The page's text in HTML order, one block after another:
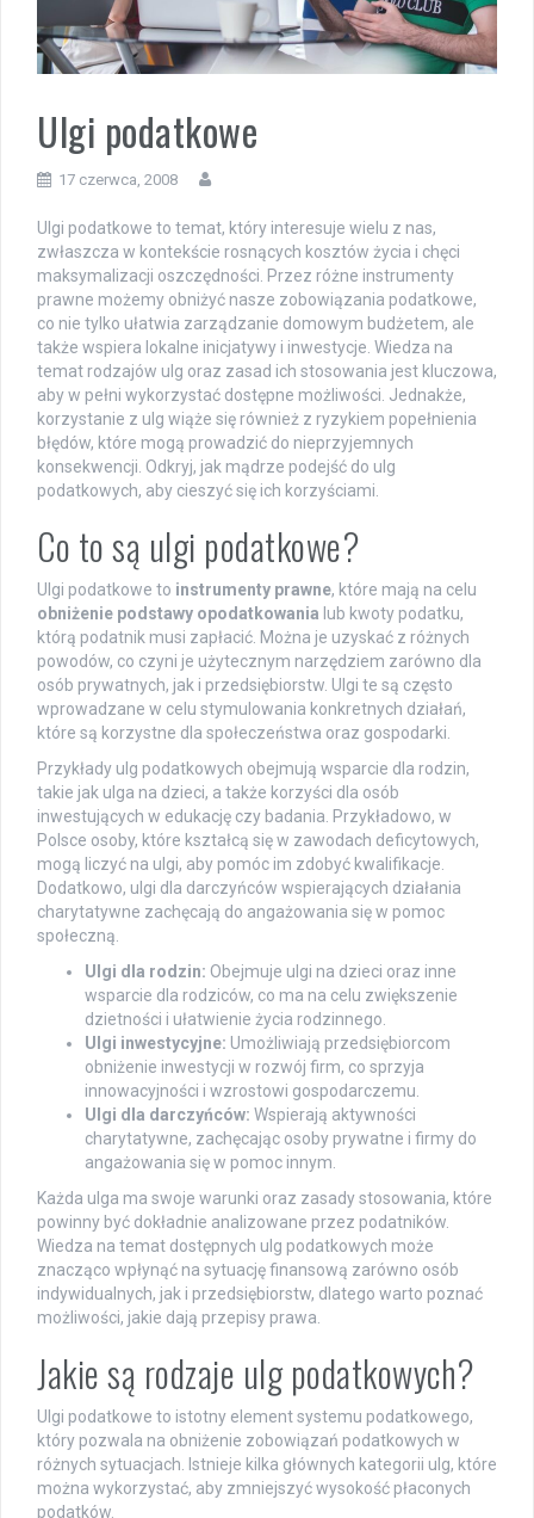
Ulgi podatkowe
17 czerwca, 2008
Ulgi podatkowe to temat, który interesuje wielu z nas,
zwłaszcza w kontekście rosnących kosztów życia i chęci
maksymalizacji oszczędności. Przez różne instrumenty
prawne możemy obniżyć nasze zobowiązania podatkowe,
co nie tylko ułatwia zarządzanie domowym budżetem, ale
także wspiera lokalne inicjatywy i inwestycje. Wiedza na
temat rodzajów ulg oraz zasad ich stosowania jest kluczowa,
aby w pełni wykorzystać dostępne możliwości. Jednakże,
korzystanie z ulg wiąże się również z ryzykiem popełnienia
błędów, które mogą prowadzić do nieprzyjemnych
konsekwencji. Odkryj, jak mądrze podejść do ulg
podatkowych, aby cieszyć się ich korzyściami.
Co to są ulgi podatkowe?
Ulgi podatkowe to instrumenty prawne, które mają na celu
obniżenie podstawy opodatkowania lub kwoty podatku,
którą podatnik musi zapłacić. Można je uzyskać z różnych
powodów, co czyni je użytecznym narzędziem zarówno dla
osób prywatnych, jak i przedsiębiorstw. Ulgi te są często
wprowadzane w celu stymulowania konkretnych działań,
które są korzystne dla społeczeństwa oraz gospodarki.
Przykłady ulg podatkowych obejmują wsparcie dla rodzin,
takie jak ulga na dzieci, a także korzyści dla osób
inwestujących w edukację czy badania. Przykładowo, w
Polsce osoby, które kształcą się w zawodach deficytowych,
mogą liczyć na ulgi, aby pomóc im zdobyć kwalifikacje.
Dodatkowo, ulgi dla darczyńców wspierających działania
charytatywne zachęcają do angażowania się w pomoc
społeczną.
Ulgi dla rodzin: Obejmuje ulgi na dzieci oraz inne
wsparcie dla rodziców, co ma na celu zwiększenie
dzietności i ułatwienie życia rodzinnego.
Ulgi inwestycyjne: Umożliwiają przedsiębiorcom
obniżenie inwestycji w rozwój firm, co sprzyja
innowacyjności i wzrostowi gospodarczemu.
Ulgi dla darczyńców: Wspierają aktywności
charytatywne, zachęcając osoby prywatne i firmy do
angażowania się w pomoc innym.
Każda ulga ma swoje warunki oraz zasady stosowania, które
powinny być dokładnie analizowane przez podatników.
Wiedza na temat dostępnych ulg podatkowych może
znacząco wpłynąć na sytuację finansową zarówno osób
indywidualnych, jak i przedsiębiorstw, dlatego warto poznać
możliwości, jakie dają przepisy prawa.
Jakie są rodzaje ulg podatkowych?
Ulgi podatkowe to istotny element systemu podatkowego,
który pozwala na obniżenie zobowiązań podatkowych w
różnych sytuacjach. Istnieje kilka głównych kategorii ulg, które
można wykorzystać, aby zmniejszyć wysokość płaconych
podatków.